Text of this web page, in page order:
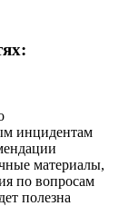
инцидентам
материалы,
по вопросам
полезна